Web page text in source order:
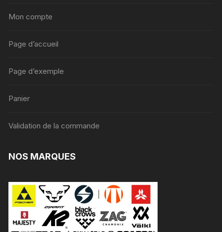
Mon compte
Page d’accueil
Page d’exemple
Panier
Validation de la commande
NOS MARQUES